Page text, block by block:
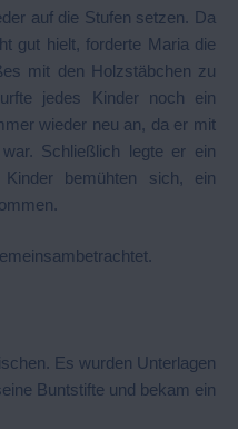
auf die Stufen setzen. Da
gut hielt, forderte Maria die
mit den Holzstäbchen zu
jedes Kinder noch ein
wieder neu an, da er mit
Schließlich legte er ein
bemühten sich, ein
Es wurden Unterlagen
Buntstifte und bekam ein